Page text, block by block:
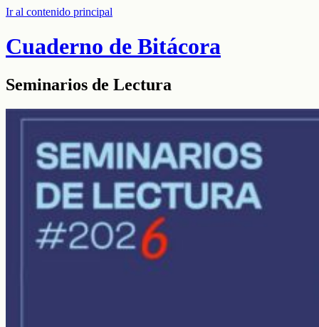
Ir al contenido principal
Cuaderno de Bitácora
Seminarios de Lectura